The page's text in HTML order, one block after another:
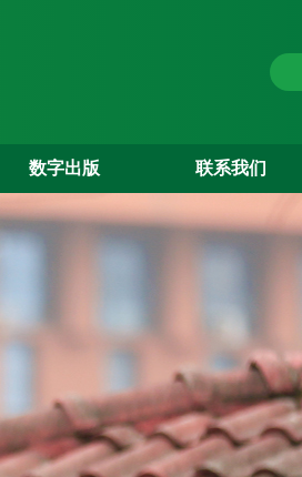
数字出版 联系我们